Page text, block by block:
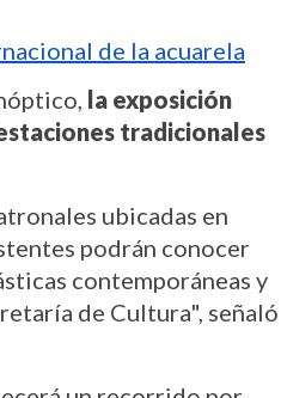
de la acuarela
la exposición
tradicionales
ubicadas en
podrán conocer
contemporáneas y
de Cultura", señaló